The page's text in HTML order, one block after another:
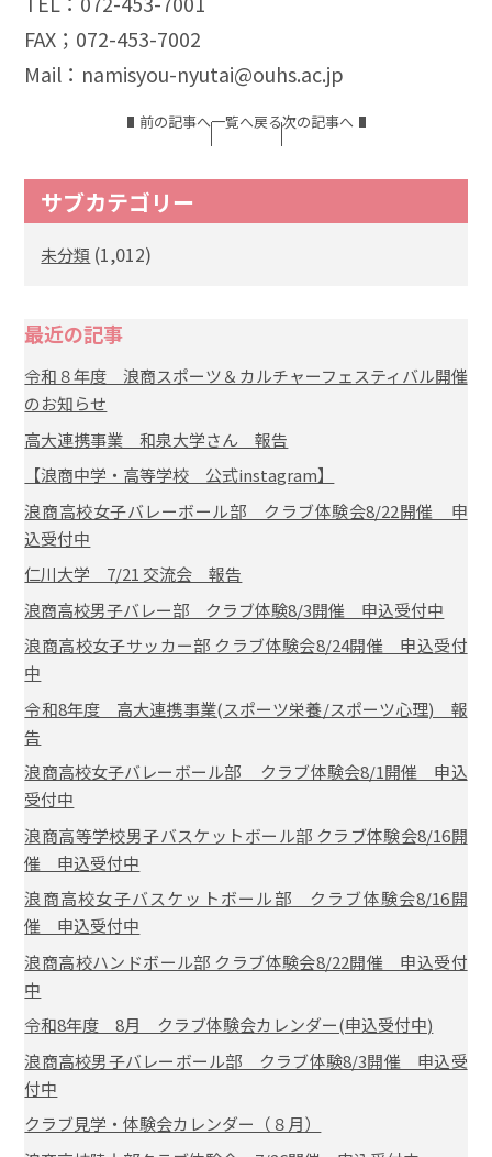
FAX；072-453-7002
Mail：namisyou-nyutai@ouhs.ac.jp
前の記事へ一覧へ戻る次の記事へ
サブカテゴリー
未分類 (1,012)
最近の記事
令和８年度 浪商スポーツ＆カルチャーフェスティバル開催
のお知らせ
高大連携事業 和泉大学さん 報告
【浪商中学・高等学校 公式instagram】
浪商高校女子バレーボール部 クラブ体験会8/22開催 申
込受付中
仁川大学 7/21 交流会 報告
浪商高校男子バレー部 クラブ体験8/3開催 申込受付中
浪商高校女子サッカー部 クラブ体験会8/24開催 申込受付
中
令和8年度 高大連携事業(スポーツ栄養/スポーツ心理) 報
告
浪商高校女子バレーボール部 クラブ体験会8/1開催 申込
受付中
浪商高等学校男子バスケットボール部 クラブ体験会8/16開
催 申込受付中
浪商高校女子バスケットボール部 クラブ体験会8/16開
催 申込受付中
浪商高校ハンドボール部 クラブ体験会8/22開催 申込受付
中
令和8年度 8月 クラブ体験会カレンダー(申込受付中)
浪商高校男子バレーボール部 クラブ体験8/3開催 申込受
付中
クラブ見学・体験会カレンダー（８月）